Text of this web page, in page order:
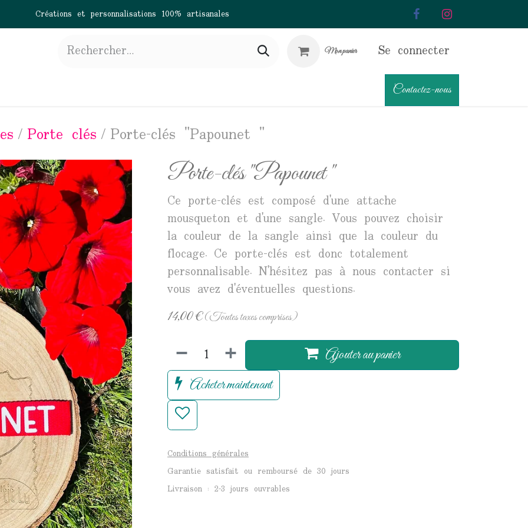
Créations et personnalisations 100% artisanales
Mon panier
Se connecter
Contactez-nous
Porte clés Porte-clés "Papounet "
Porte-clés "Papounet "
Ce porte-clés est composé d'une attache
mousqueton et d'une sangle. Vous pouvez choisir
la couleur de la sangle ainsi que la couleur du
flocage. Ce porte-clés est donc totalement
personnalisable. N'hésitez pas à nous contacter si
vous avez d'éventuelles questions.
14,00€(Toutes taxes comprises)
Ajouter au panier
Acheter maintenant
Conditions générales
Garantie satisfait ou remboursé de 30 jours
Livraison : 2-3 jours ouvrables